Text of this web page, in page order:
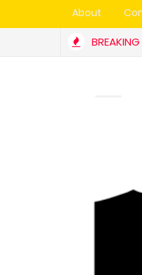
About
BREAKING